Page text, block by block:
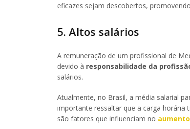
eficazes sejam descobertos,
5. Altos salários
A remuneração de um profissional de
devido à responsabilidade da
salários.
Atualmente, no Brasil, a média salarial
importante ressaltar que a carga horária
são fatores que influenciam no